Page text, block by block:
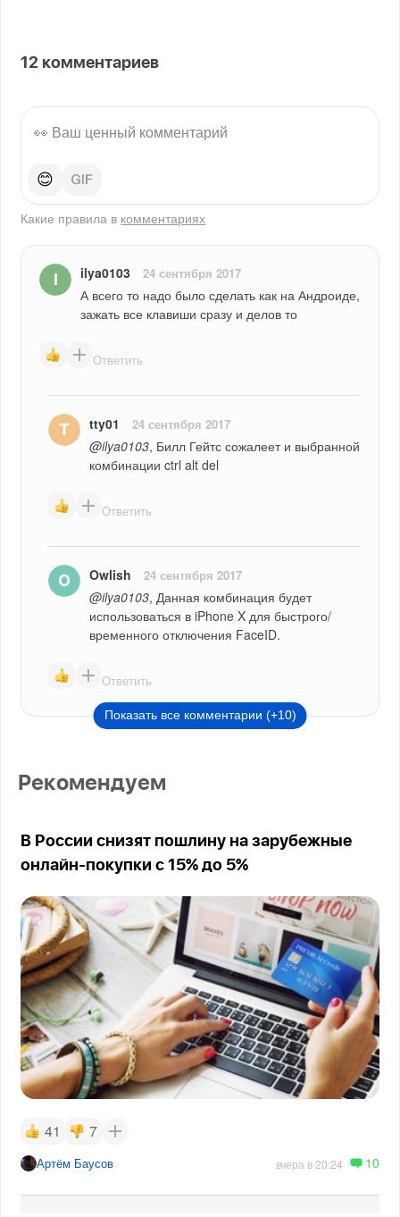
12 комментариев
😊
Какие правила в комментариях
ilya0103 24 сентября 2017
А всего то надо было сделать как на Андроиде,
зажать все клавиши сразу и делов то
Ответить
tty01 24 сентября 2017
@ilya0103, Билл Гейтс сожалеет и выбранной
комбинации ctrl alt del
Ответить
Owlish 24 сентября 2017
@ilya0103, Данная комбинация будет
использоваться в iPhone X для быстрого/
временного отключения FaceID.
Ответить
Показать все комментарии (+10)
Рекомендуем
В России снизят пошлину на зарубежные
онлайн-покупки с 15% до 5%
41 7
Артём Баусов вчера в 20:24 10